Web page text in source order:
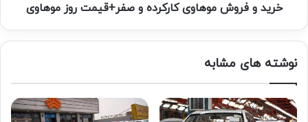
خرید و فروش موهاوی کارکرده و صفر+قیمت روز موهاوی
نوشته های مشابه